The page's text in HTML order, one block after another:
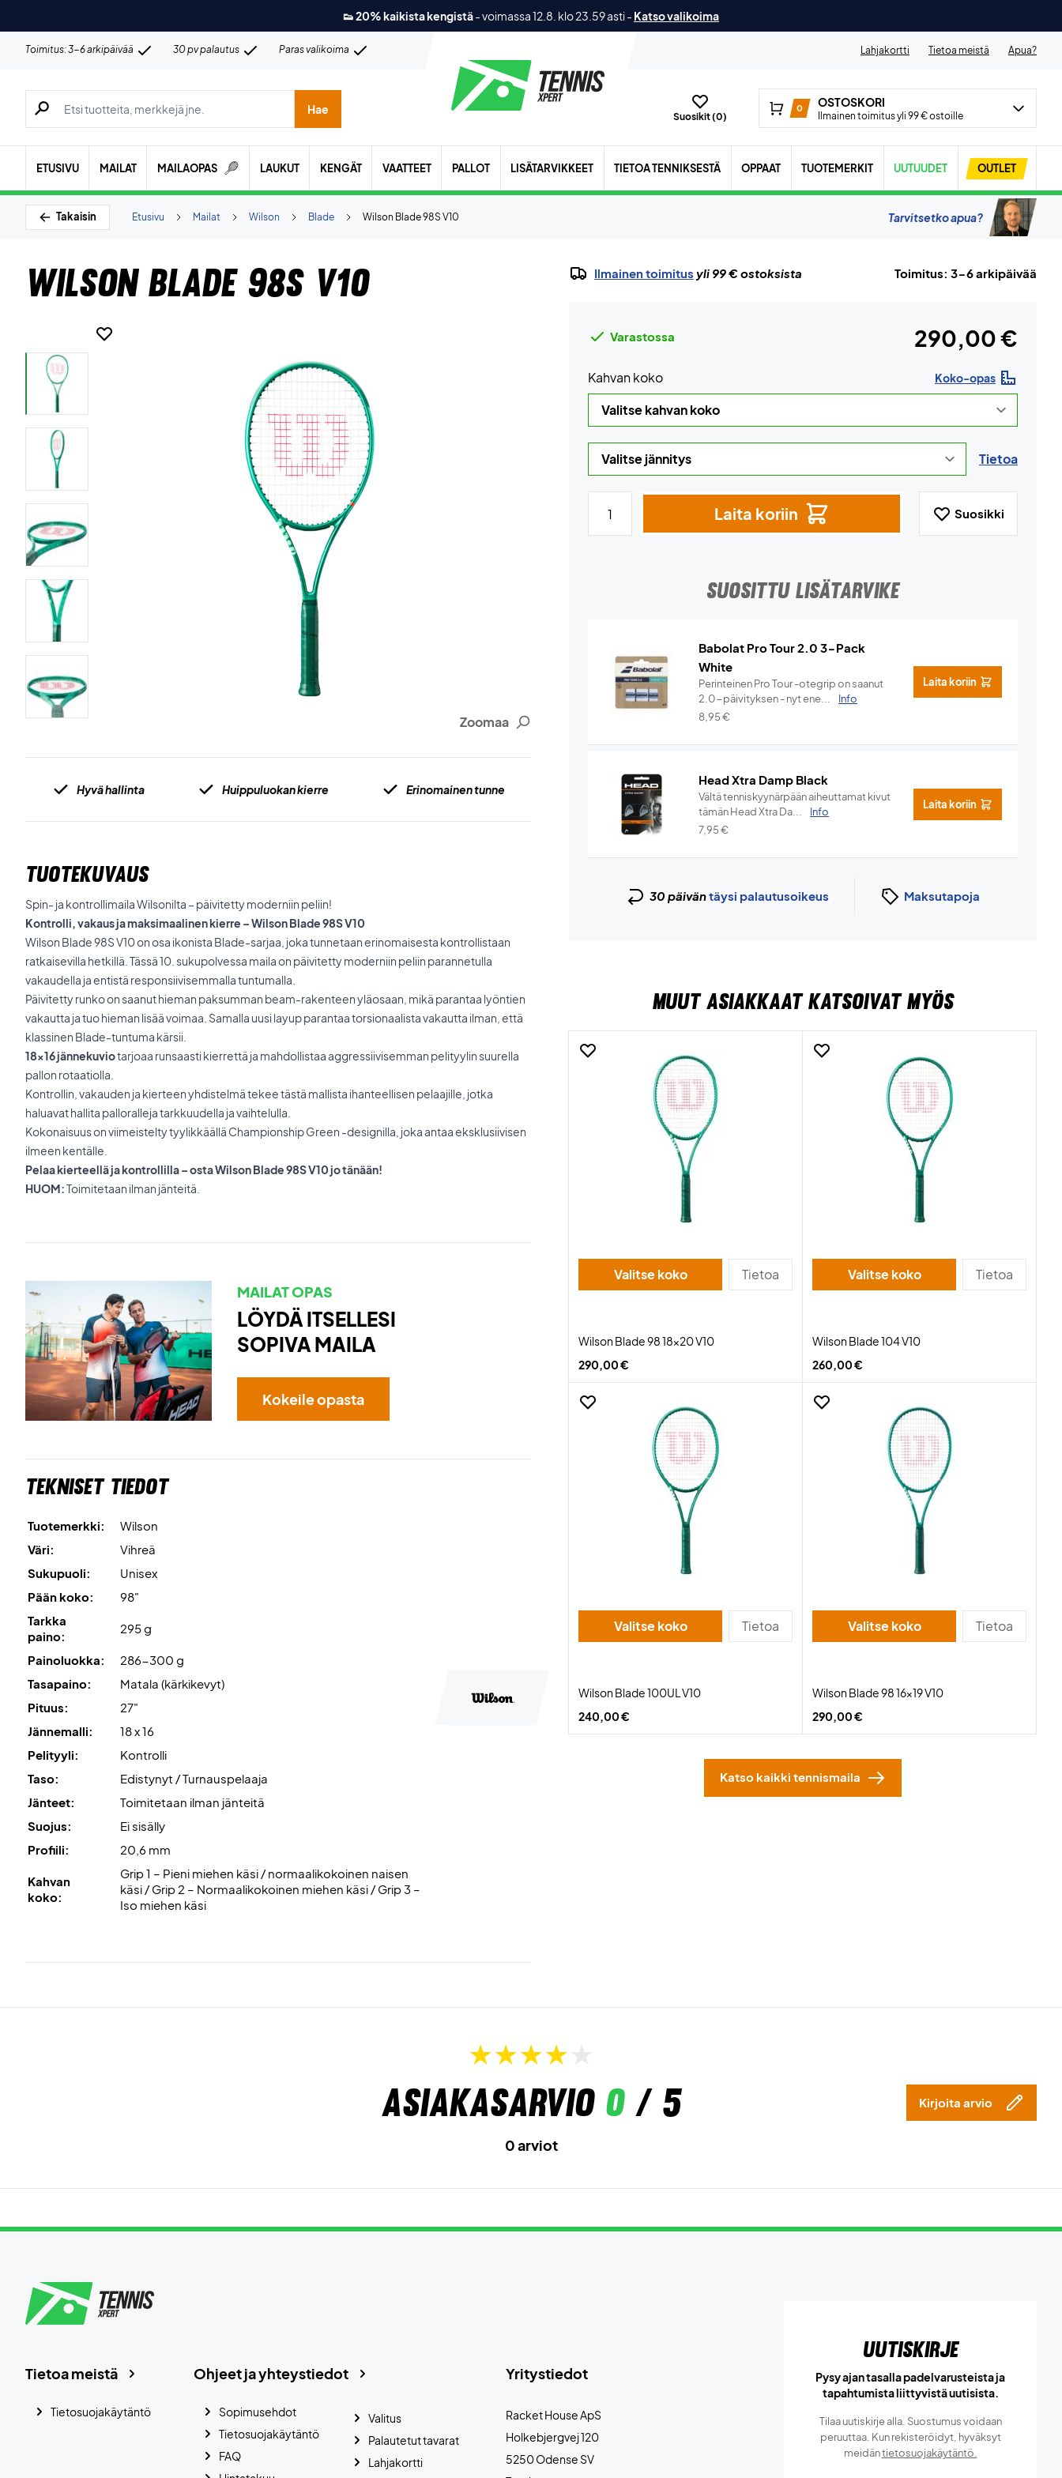
👟 20% kaikista kengistä-voimassa 12.8. klo 23.59 asti- Katso valikoima
Toimitus: 3-6 arkipäivää 30 pv palautus Paras valikoima Lahjakortti Tietoa meistä Apua?
Hae tuotteita, merkkejä jne.
Hae
Suosikit (0)
0 OSTOSKORI
Ilmainen toimitus yli 99 € ostoille
ETUSIVU MAILAT MAILAOPAS LAUKUT KENGÄT VAATTEET PALLOT LISÄTARVIKKEET TIETOA TENNIKSESTÄ OPPAAT TUOTEMERKIT UUTUUDET OUTLET
Takaisin Wilson Blade 98S V10
Blade
Wilson
Mailat
Etusivu Tarvitsetko apua?
Wilson Blade 98S V10
Zoomaa
Hyvä hallinta Huippuluokan kierre Erinomainen tunne
TUOTEKUVAUS
Spin- ja kontrollimaila Wilsonilta – päivitetty moderniin peliin!
Kontrolli, vakaus ja maksimaalinen kierre – Wilson Blade 98S V10
Wilson Blade 98S V10 on osa ikonista Blade-sarjaa, joka tunnetaan erinomaisesta kontrollistaan
ratkaisevilla hetkillä. Tässä 10. sukupolvessa maila on päivitetty moderniin peliin parannetulla
vakaudella ja entistä responsiivisemmalla tuntumalla.
Päivitetty runko on saanut hieman paksumman beam-rakenteen yläosaan, mikä parantaa lyöntien
vakautta ja tuo hieman lisää voimaa. Samalla uusi layup parantaa torsionaalista vakautta ilman, että
klassinen Blade-tuntuma kärsii.
18x16 jännekuviotarjoaa runsaasti kierrettä ja mahdollistaa aggressiivisemman pelityylin suurella
pallon rotaatiolla.
Kontrollin, vakauden ja kierteen yhdistelmä tekee tästä mallista ihanteellisen pelaajille, jotka
haluavat hallita palloralleja tarkkuudella ja vaihtelulla.
Kokonaisuus on viimeistelty tyylikkäällä Championship Green -designilla, joka antaa eksklusiivisen
ilmeen kentälle.
Pelaa kierteellä ja kontrollilla – osta Wilson Blade 98S V10 jo tänään!
HUOM:Toimitetaan ilman jänteitä.
MAILAT OPAS
LÖYDÄ ITSELLESI
SOPIVA MAILA
Kokeile opasta
Tekniset tiedot
Tuotemerkki:
Wilson
Väri:
Vihreä
Sukupuoli:
Unisex
Pään koko:
98"
Tarkka
paino:
295 g
Painoluokka:
286-300 g
Tasapaino:
Matala (kärkikevyt)
Pituus:
27"
Jännemalli:
18 x 16
Pelityyli:
Kontrolli
Taso:
Edistynyt / Turnauspelaaja
Jänteet:
Toimitetaan ilman jänteitä
Suojus:
Ei sisälly
Profiili:
20,6 mm
Kahvan
koko:
Grip 1 – Pieni miehen käsi / normaalikokoinen naisen
käsi / Grip 2 – Normaalikokoinen miehen käsi / Grip 3 –
Iso miehen käsi
Ilmainen toimitus yli 99 € ostoksista Toimitus: 3-6 arkipäivää
Varastossa 290,00 €
Kahvan koko Koko-opas
Tietoa
Laita koriin Suosikki
SUOSITTU LISÄTARVIKE
Babolat Pro Tour 2.0 3-Pack
White
Perinteinen Pro Tour -otegrip on saanut
2.0-päivityksen - nyt ene...
Info
8,95€
Laita koriin
Head Xtra Damp Black
Vältä tenniskyynärpään aiheuttamat kivut
tämän Head Xtra Da...
Info
7,95€
Laita koriin
30 päiväntäysi palautusoikeus Maksutapoja
MUUT ASIAKKAAT KATSOIVAT MYÖS
Valitse koko Tietoa
Wilson Blade 98 18x20 V10
290,00 €
Valitse koko Tietoa
Wilson Blade 104 V10
260,00 €
Valitse koko Tietoa
Wilson Blade 100UL V10
240,00 €
Valitse koko Tietoa
Wilson Blade 98 16x19 V10
290,00 €
Katso kaikki tennismaila
Asiakasarvio 0/ 5 Kirjoita arvio
0 arviot
Yritystiedot
Racket House ApS
Holkebjergvej 120
5250 Odense SV
Ohjeet ja yhteystiedot
Sopimusehdot
Tietosuojakäytäntö
FAQ
Valitus
Palautetut tavarat
Lahjakortti
Tietoa meistä
Tietosuojakäytäntö
Uutiskirje
Pysy ajan tasalla padelvarusteista ja
tapahtumista liittyvistä uutisista.
Tilaa uutiskirje alla. Suostumus voidaan
peruuttaa. Kun rekisteröidyt, hyväksyt
meidäntietosuojakäytäntö.